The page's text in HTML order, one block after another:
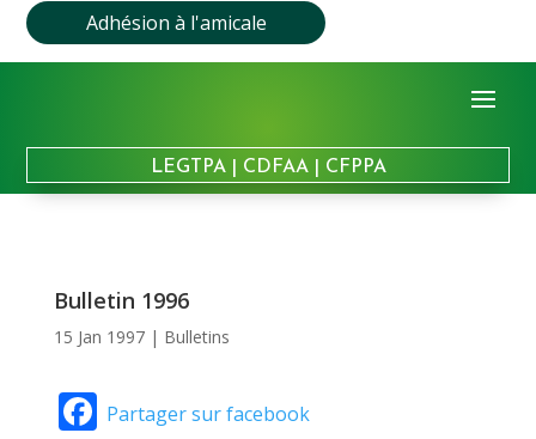
Adhésion à l'amicale
LEGTPA| CDFAA| CFPPA
Bulletin 1996
15 Jan 1997| Bulletins
Facebook
Partager sur facebook